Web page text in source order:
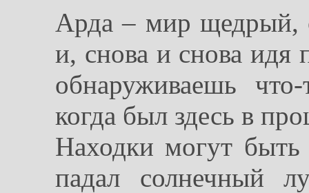
Арда – мир щедрый,
и, снова и снова идя
обнаруживаешь
когда был здесь в
Находки могут
падал солнечный